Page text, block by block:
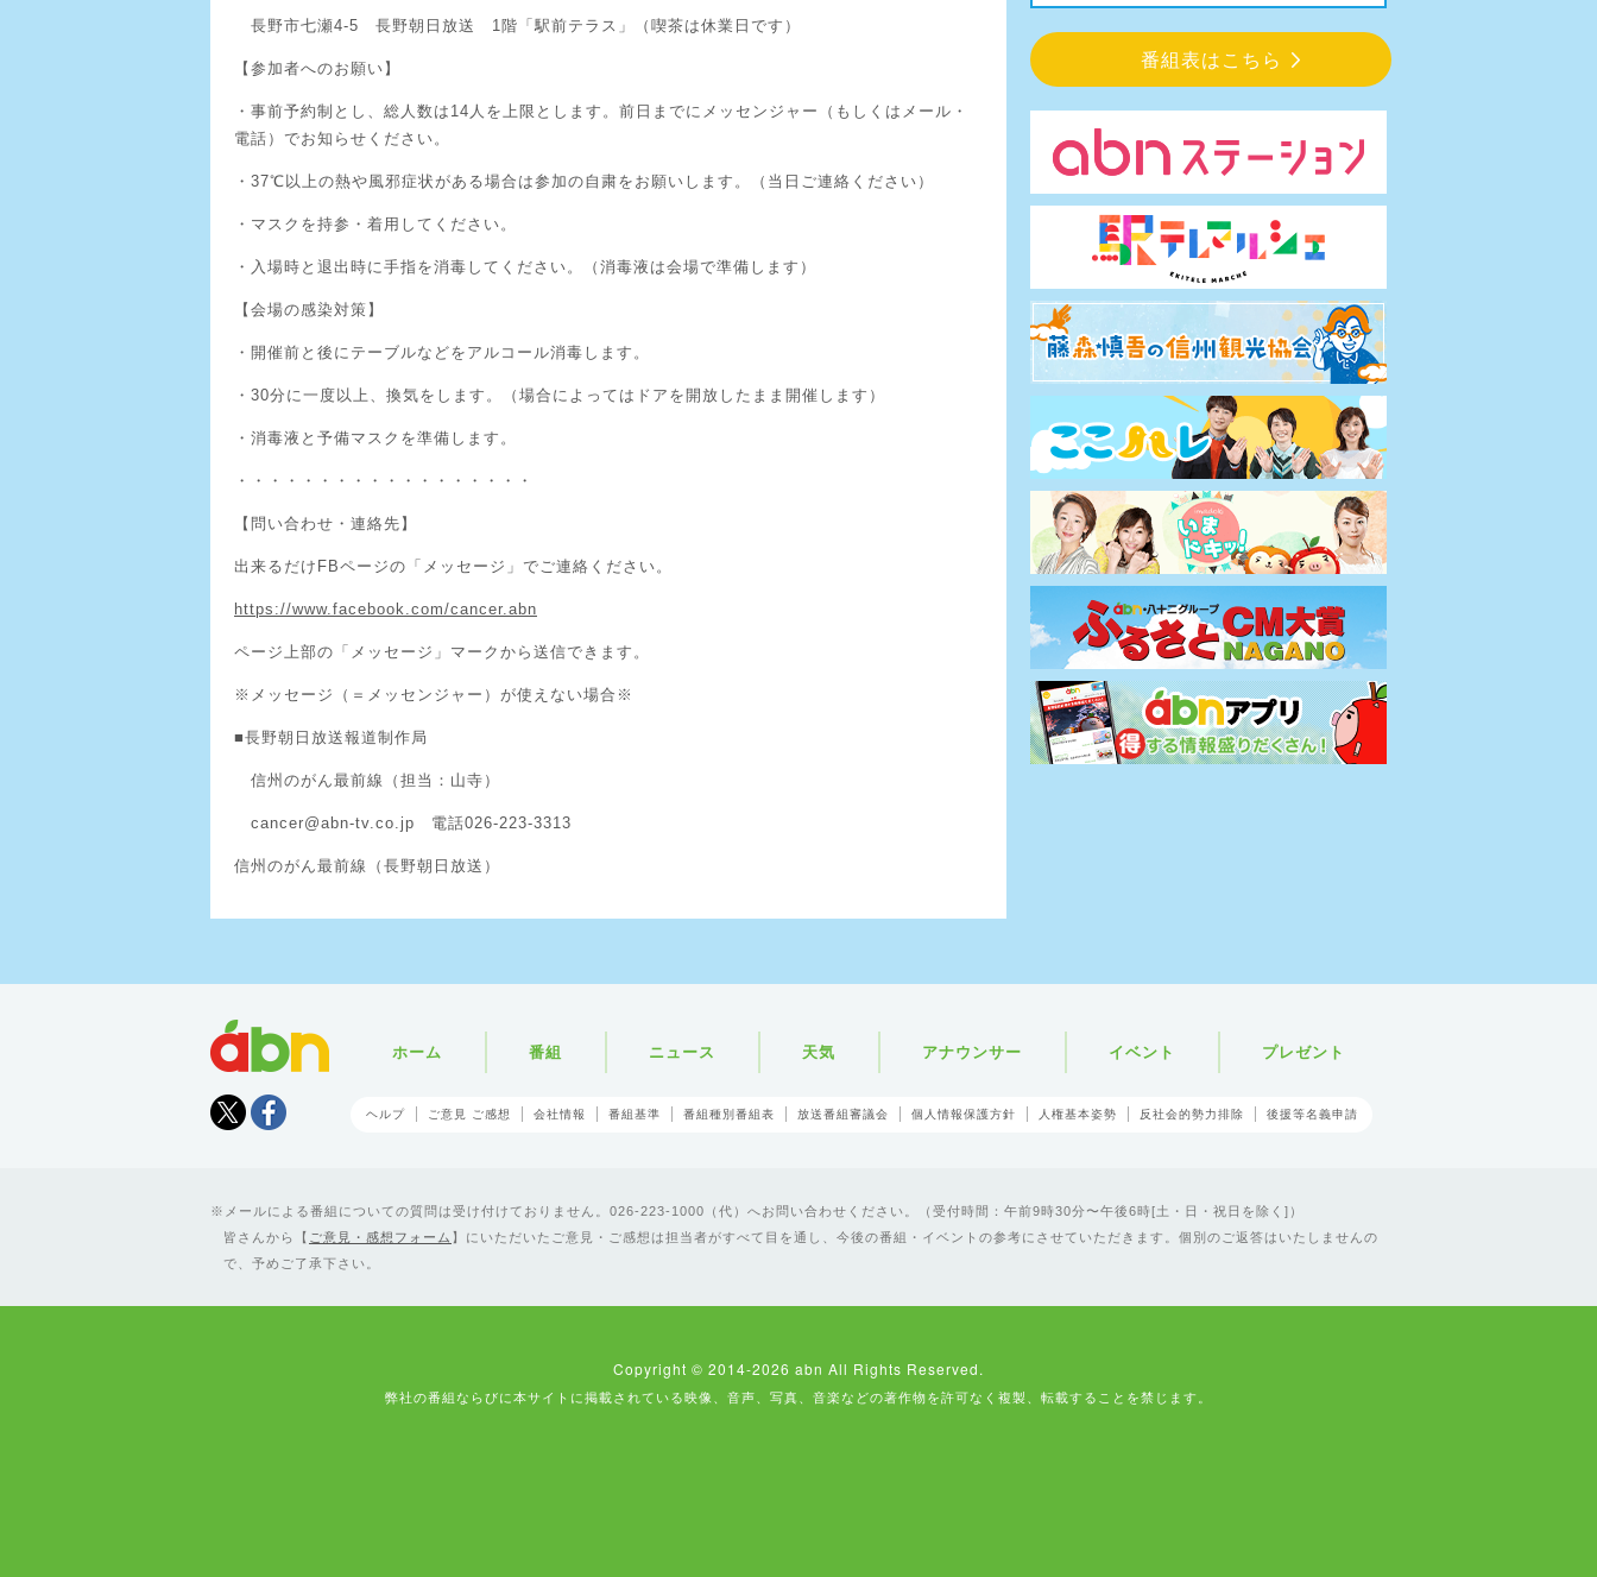
長野市七瀬4-5 長野朝日放送 1階「駅前テラス」（喫茶は休業日です）
【参加者へのお願い】
・事前予約制とし、総人数は14人を上限とします。前日までにメッセンジャー（もしくはメール・
電話）でお知らせください。
・37℃以上の熱や風邪症状がある場合は参加の自粛をお願いします。（当日ご連絡ください）
・マスクを持参・着用してください。
・入場時と退出時に手指を消毒してください。（消毒液は会場で準備します）
【会場の感染対策】
・開催前と後にテーブルなどをアルコール消毒します。
・30分に一度以上、換気をします。（場合によってはドアを開放したまま開催します）
・消毒液と予備マスクを準備します。
・・・・・・・・・・・・・・・・・・
【問い合わせ・連絡先】
出来るだけFBページの「メッセージ」でご連絡ください。
https://www.facebook.com/cancer.abn
ページ上部の「メッセージ」マークから送信できます。
※メッセージ（＝メッセンジャー）が使えない場合※
■長野朝日放送報道制作局
信州のがん最前線（担当：山寺）
cancer@abn-tv.co.jp 電話026-223-3313
信州のがん最前線（長野朝日放送）
番組表はこちら
Tweet
ホーム 番組 ニュース 天気 アナウンサー イベント プレゼント
ヘルプ ご意見 ご感想 会社情報 番組基準 番組種別番組表 放送番組審議会 個人情報保護方針 人権基本姿勢 反社会的勢力排除 後援等名義申請
メールによる番組についての質問は受け付けておりません。026-223-1000（代）へお問い合わせください。（受付時間：午前9時30分〜午後6時[土・日・祝日を除く]）
皆さんから【 ご意見・感想フォーム 】にいただいたご意見・ご感想は担当者がすべて目を通し、今後の番組・イベントの参考にさせていただきます。個別のご返答はいたしませんの
で、予めご了承下さい。
Copyright © 2014-2026 abn All Rights Reserved.
弊社の番組ならびに本サイトに掲載されている映像、音声、写真、音楽などの著作物を許可なく複製、転載することを禁じます。